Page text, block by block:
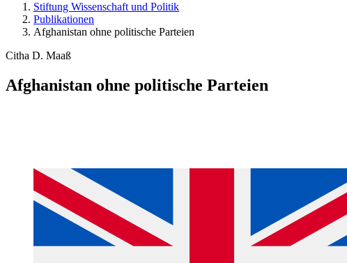
Stiftung Wissenschaft und Politik
Publikationen
Afghanistan ohne politische Parteien
Citha D. Maaß
Afghanistan ohne politische Parteien